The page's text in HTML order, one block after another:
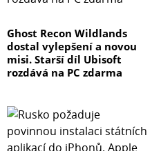
Ghost Recon Wildlands
dostal vylepšení a novou
misi. Starší díl Ubisoft
rozdává na PC zdarma